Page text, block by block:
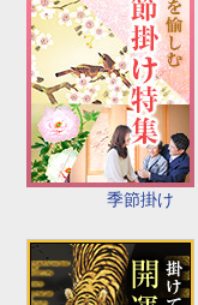
季節掛け